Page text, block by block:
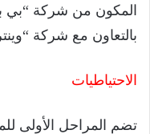
المكون من شركة “بي
بالتعاون مع شركة
الاحتياطيات
تضم المراحل الأولى